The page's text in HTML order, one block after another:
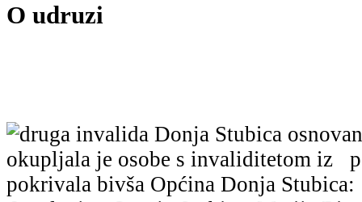
O udruzi
druga invalida Donja Stubica
okupljala je osobe s invaliditetom iz
pokrivala bivša Općina Donja